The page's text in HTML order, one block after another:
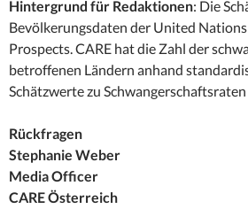
Hintergrund für Redaktionen: Die
Bevölkerungsdaten der United
Prospects. CARE hat die Zahl der
betroffenen Ländern anhand
Schätzwerte zu
Rückfragen
Stephanie Weber
Media Officer
CARE Österreich